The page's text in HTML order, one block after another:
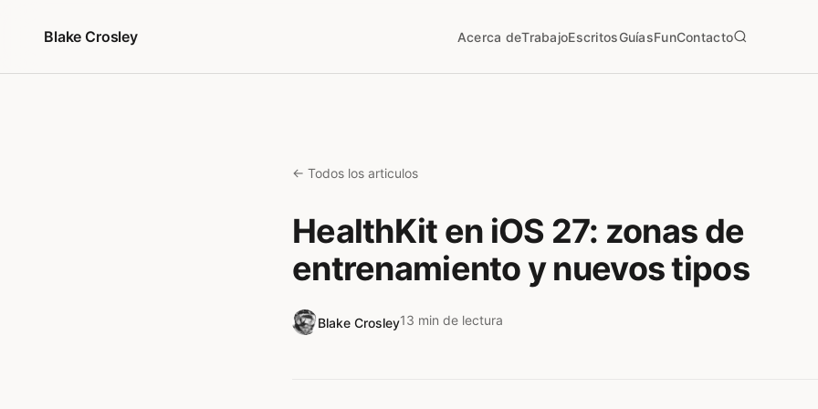
Blake Crosley
Acerca deTrabajoEscritosGuíasFunContacto
← Todos los articulos
HealthKit en iOS 27: zonas de
entrenamiento y nuevos tipos
Blake Crosley13 min de lectura